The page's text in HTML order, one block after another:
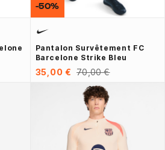
Pantalon Survêtement FC
Barcelone Strike Bleu
35,00 € 70,00 €
-50%